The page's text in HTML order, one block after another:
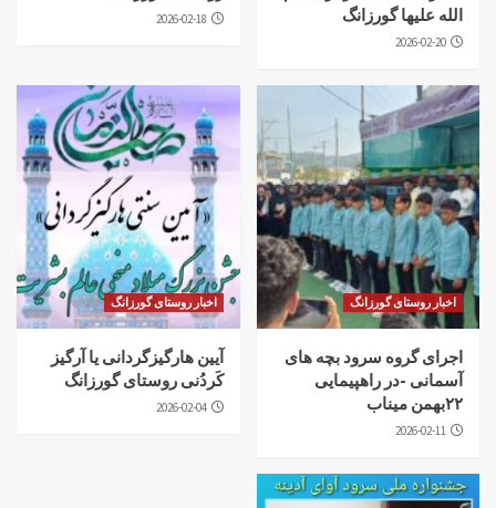
الله علیها گورزانگ
2026-02-20
2026-02-18
اخبار روستای گورزانگ
اجرای گروه سرود بچه های
آسمانی -در راهپیمایی
۲۲بهمن میناب
2026-02-11
اخبار روستای گورزانگ
آیین هارگیزگردانی یا آرگیز
کَردُنی روستای گورزانگ
2026-02-04